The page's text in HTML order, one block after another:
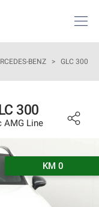
BENZ > GLC 300
300
AMG Line
KM 0